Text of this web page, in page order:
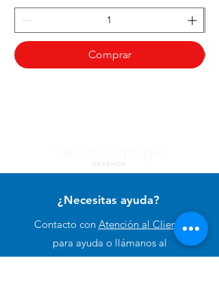
Comprar
¿Necesitas ayuda?
Contacto con Atención al Cliente
para ayuda o llámanos al